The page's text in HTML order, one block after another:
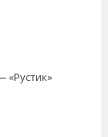
«Рустик»